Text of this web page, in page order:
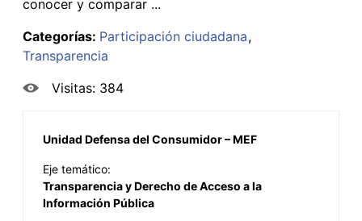
conocer y comparar ...
Categorías: Participación ciudadana
Transparencia
Visitas: 384
Unidad Defensa del Consumidor – MEF
Eje temático:
Transparencia y Derecho de Acceso a la
Información Pública